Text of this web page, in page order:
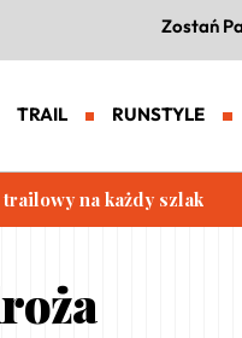
Zostań
TRAIL RUNSTYLE
na każdy szlak